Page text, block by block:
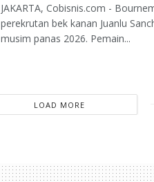
JAKARTA, Cobisnis.com -
perekrutan bek kanan Juanlu
musim panas 2026. Pemain...
LOAD MORE